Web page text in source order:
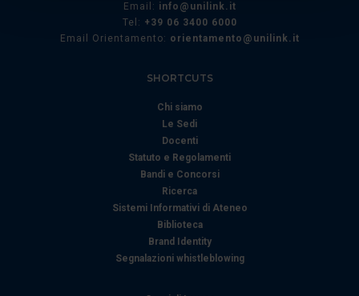
(impronte digitali).
Approfondisci come vengono elaborati i tuoi dati personali
Utilizziamo i cookie per personalizzare contenuti ed
annunci, per fornire funzionalità dei social media e per
analizzare il nostro traffico. Condividiamo inoltre
informazioni sul modo in cui utilizza il nostro sito con i
nostri partner che si occupano di analisi dei dati web,
pubblicità e social media, i quali potrebbero combinarle
con altre informazioni che ha fornito loro o che hanno
raccolto dal suo utilizzo dei loro servizi.
Email: info@unilink.it
Tel: +39 06 3400 6000
Email Orientamento: orientamento@unilink.it
SHORTCUTS
Chi siamo
Le Sedi
Docenti
Statuto e Regolamenti
Bandi e Concorsi
Ricerca
Sistemi Informativi di Ateneo
Biblioteca
Brand Identity
Segnalazioni whistleblowing